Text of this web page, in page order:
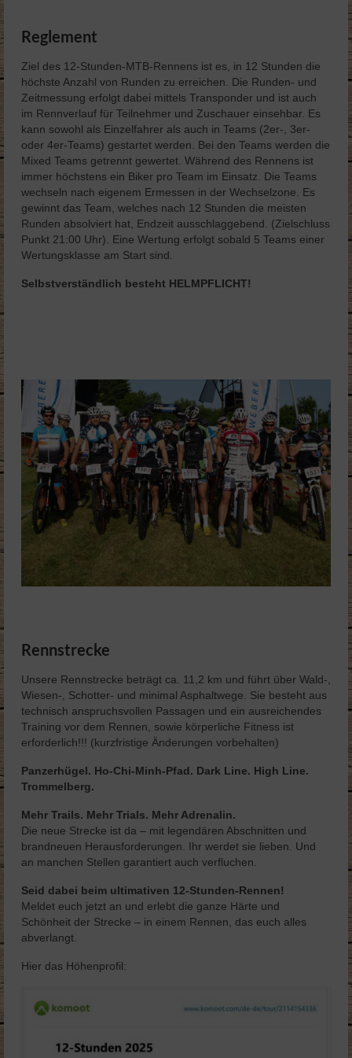
mbo Kids Races
TrailRun
Bilder & Videos
Sponsoren
Kontakt
Reglement
Ziel des 12-Stunden-MTB-Rennens ist es, in 12 Stunden die
höchste Anzahl von Runden zu erreichen. Die Runden- und
Zeitmessung erfolgt dabei mittels Transponder und ist auch
im Rennverlauf für Teilnehmer und Zuschauer einsehbar. Es
kann sowohl als Einzelfahrer als auch in Teams (2er-, 3er-
oder 4er-Teams) gestartet werden. Bei den Teams werden die
Mixed Teams getrennt gewertet. Während des Rennens ist
immer höchstens ein Biker pro Team im Einsatz. Die Teams
wechseln nach eigenem Ermessen in der Wechselzone. Es
gewinnt das Team, welches nach 12 Stunden die meisten
Runden absolviert hat, Endzeit ausschlaggebend. (Zielschluss
Punkt 21:00 Uhr). Eine Wertung erfolgt sobald 5 Teams einer
Wertungsklasse am Start sind.
Selbstverständlich besteht HELMPFLICHT!
Rennstrecke
Unsere Rennstrecke beträgt ca. 11,2 km und führt über Wald-,
Wiesen-, Schotter- und minimal Asphaltwege. Sie besteht aus
technisch anspruchsvollen Passagen und ein ausreichendes
Training vor dem Rennen, sowie körperliche Fitness ist
erforderlich!!! (kurzfristige Änderungen vorbehalten)
Panzerhügel. Ho-Chi-Minh-Pfad. Dark Line. High Line.
Trommelberg.
Mehr Trails. Mehr Trials. Mehr Adrenalin.
Die neue Strecke ist da – mit legendären Abschnitten und
brandneuen Herausforderungen. Ihr werdet sie lieben. Und
an manchen Stellen garantiert auch verfluchen.
Seid dabei beim ultimativen 12-Stunden-Rennen!
Meldet euch jetzt an und erlebt die ganze Härte und
Schönheit der Strecke – in einem Rennen, das euch alles
abverlangt.
Hier das Höhenprofil: